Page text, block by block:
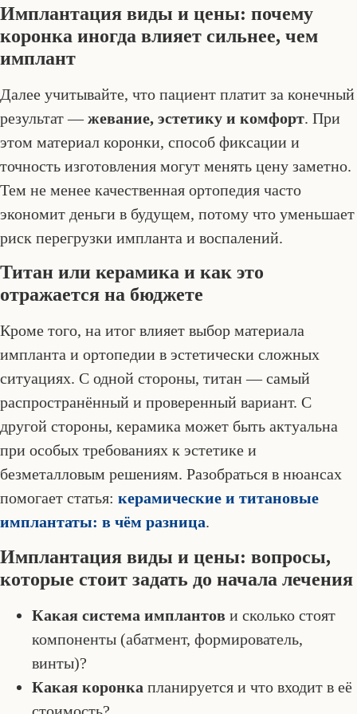
Имплантация виды и цены: почему
коронка иногда влияет сильнее, чем
имплант
Далее учитывайте, что пациент платит за конечный
результат —жевание, эстетику и комфорт. При
этом материал коронки, способ фиксации и
точность изготовления могут менять цену заметно.
Тем не менее качественная ортопедия часто
экономит деньги в будущем, потому что уменьшает
риск перегрузки импланта и воспалений.
Титан или керамика и как это
отражается на бюджете
Кроме того, на итог влияет выбор материала
импланта и ортопедии в эстетически сложных
ситуациях. С одной стороны, титан — самый
распространённый и проверенный вариант. С
другой стороны, керамика может быть актуальна
при особых требованиях к эстетике и
безметалловым решениям. Разобраться в нюансах
помогает статья: керамические и титановые
имплантаты: в чём разница.
Имплантация виды и цены: вопросы,
которые стоит задать до начала лечения
Какая система имплантов и сколько стоят
компоненты (абатмент, формирователь,
винты)?
Какая коронка планируется и что входит в её